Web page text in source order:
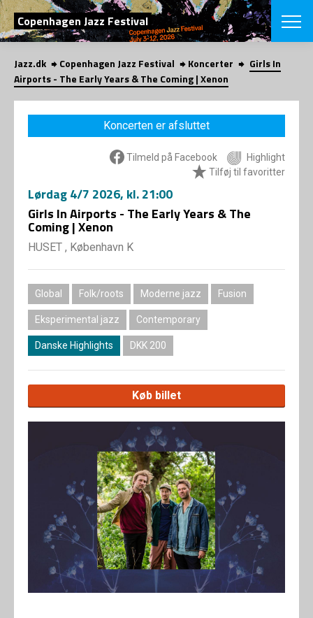
SØG
Copenhagen Jazz Festival
English
VÆLG
VINTERJAZZ
Temaer
LOCATIONS
Venues &
Presse/
Om
Kontakt
Jazz.dk Copenhagen Jazz Festival Koncerter
Girls In
Airports - The Early Years & The Coming | Xenon
Koncerten er afsluttet
Tilmeld på Facebook
Highlight
Tilføj til favoritter
Lørdag4/7 2026, kl. 21:00
Girls In Airports - The Early Years & The
Coming | Xenon
HUSET , København K
Global Folk/roots Moderne jazz Fusion
Eksperimental jazz Contemporary
Danske Highlights DKK 200
Køb billet